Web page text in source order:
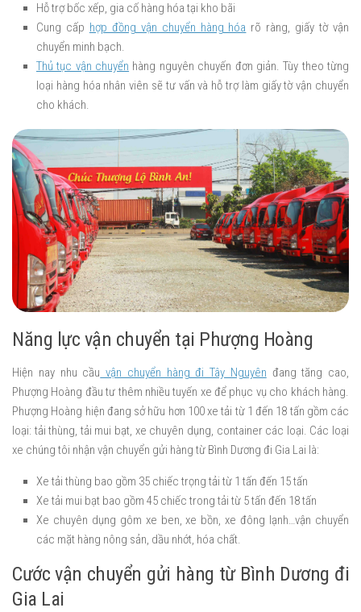
Hỗ trợ bốc xếp, gia cố hàng hóa tại kho bãi
Cung cấp hợp đồng vận chuyển hàng hóa rõ ràng, giấy tờ vận
chuyển minh bạch.
Thủ tục vận chuyển hàng nguyên chuyến đơn giản. Tùy theo từng
loại hàng hóa nhân viên sẽ tư vấn và hỗ trợ làm giấy tờ vận chuyển
cho khách.
Năng lực vận chuyển tại Phượng Hoàng
Hiện nay nhu cầu vận chuyển hàng đi Tây Nguyên đang tăng cao,
Phượng Hoàng đầu tư thêm nhiều tuyến xe để phục vụ cho khách hàng.
Phượng Hoàng hiện đang sở hữu hơn 100 xe tải từ 1 đến 18 tấn gồm các
loại: tải thùng, tải mui bạt, xe chuyên dụng, container các loại. Các loại
xe chúng tôi nhận vận chuyển gửi hàng từ Bình Dương đi Gia Lai là:
Xe tải thùng bao gồm 35 chiếc trọng tải từ 1 tấn đến 15 tấn
Xe tải mui bạt bao gồm 45 chiếc trong tải từ 5 tấn đến 18 tấn
Xe chuyên dụng gôm xe ben, xe bồn, xe đông lạnh…vận chuyển
các mặt hàng nông sản, dầu nhớt, hóa chất.
Cước vận chuyển gửi hàng từ Bình Dương đi
Gia Lai